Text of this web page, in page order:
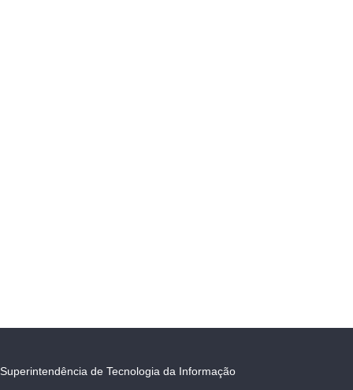
Superintendência de Tecnologia da Informação